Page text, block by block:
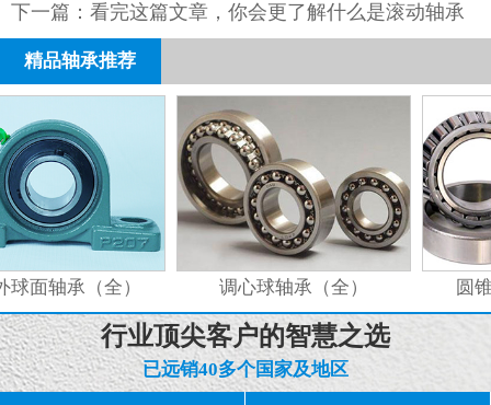
下一篇： 看完这篇文章，你会更了解什么是滚动轴承
精品轴承推荐
面轴承（全） 调心球轴承（全） 圆
行业顶尖客户的智慧之选
已远销40多个国家及地区